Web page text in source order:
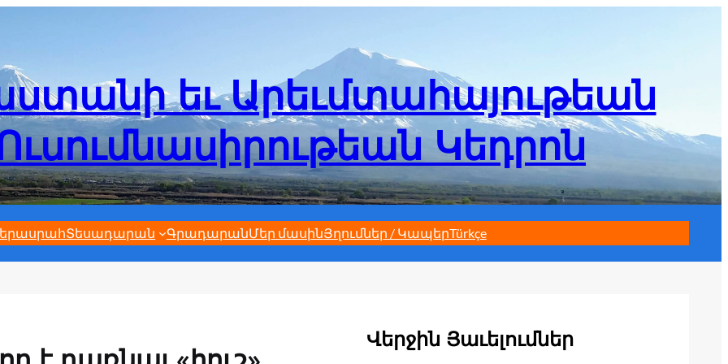
եւ Արեւմտահայութեան
Կեդրոն
Տեսադարան ԳրադարանՄեր մասինՅղումներ / ԿապերTürkçe
Վերջին Յաւելումներ